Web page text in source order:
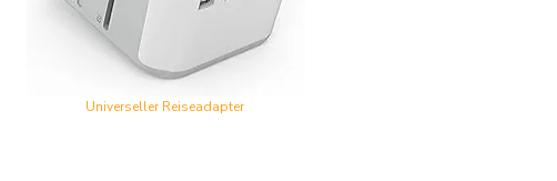
Universeller Reiseadapter